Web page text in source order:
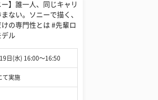
ー】誰一人、同じキャリ
ない。ソニーで描く、
けの専門性とは #先輩ロ
デル
日(水) 16:00〜16:50
て実施